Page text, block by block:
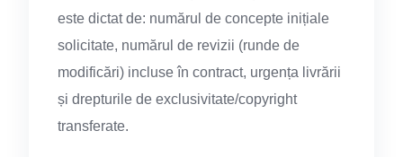
este dictat de: numărul de concepte inițiale
solicitate, numărul de revizii (runde de
modificări) incluse în contract, urgența livrării
și drepturile de exclusivitate/copyright
transferate.